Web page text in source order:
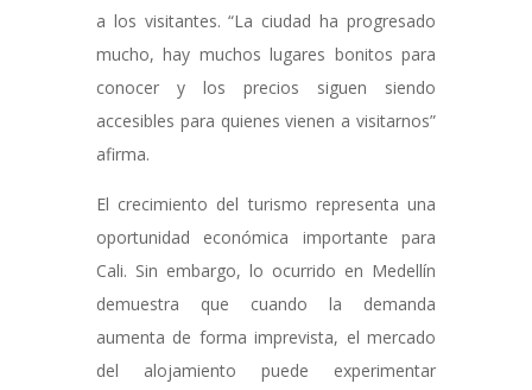
a los visitantes. “La ciudad ha progresado
mucho, hay muchos lugares bonitos para
conocer y los precios siguen siendo
accesibles para quienes vienen a visitarnos”
afirma.
El crecimiento del turismo representa una
oportunidad económica importante para
Cali. Sin embargo, lo ocurrido en Medellín
demuestra que cuando la demanda
aumenta de forma imprevista, el mercado
del alojamiento puede experimentar